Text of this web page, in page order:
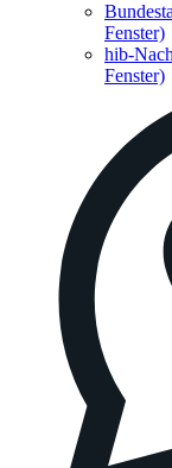
Fenster)
hib-
Fenster)